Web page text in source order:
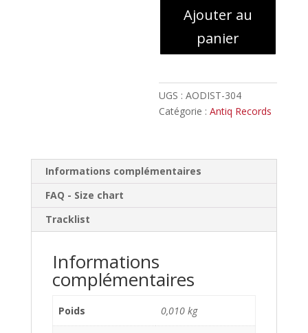
Patch
Ajouter au
panier
UGS :AODIST-304
Catégorie :Antiq Records
Informations complémentaires
FAQ - Size chart
Tracklist
Informations
complémentaires
Poids 0,010 kg